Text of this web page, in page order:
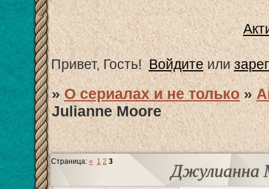
Привет, Гость! Войдитеили
»О сериалах и не только »
Julianne Moore
Джулианна
Страница:« 1 2 3